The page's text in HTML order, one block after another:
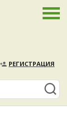
РЕГИСТРАЦИЯ